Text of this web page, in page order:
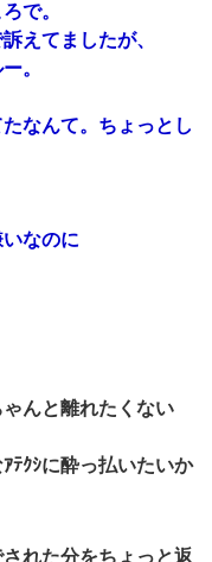
で。
えてましたが、
。
なんて。ちょっとし
なのに
んと離れたくない
ﾃｸｼに酔っ払いたいか
れた分をちょっと返